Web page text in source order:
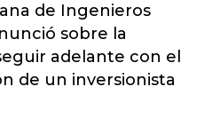
de Ingenieros
sobre la
adelante con el
de un inversionista